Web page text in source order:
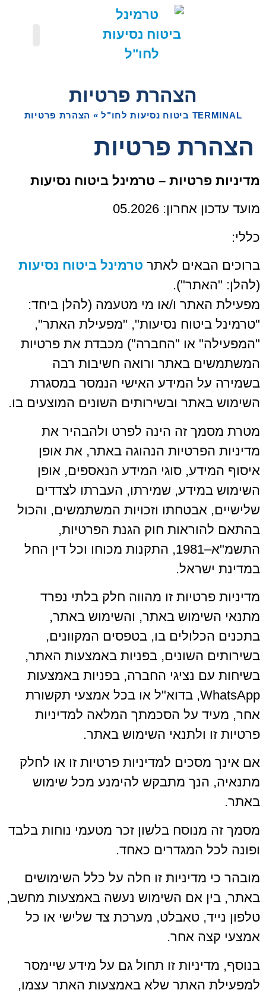
הצהרת פרטיות
TERMINAL ביטוח נסיעות לחו"ל » הצהרת פרטיות
הצהרת פרטיות
מדיניות פרטיות – טרמינל ביטוח נסיעות
מועד עדכון אחרון: 05.2026
כללי:
ברוכים הבאים לאתר טרמינל ביטוח נסיעות
(להלן: "האתר").
מפעילת האתר ו/או מי מטעמה (להלן ביחד:
"טרמינל ביטוח נסיעות", "מפעילת האתר",
"המפעילה" או "החברה") מכבדת את פרטיות
המשתמשים באתר ורואה חשיבות רבה
בשמירה על המידע האישי הנמסר במסגרת
השימוש באתר ובשירותים השונים המוצעים בו.
מטרת מסמך זה הינה לפרט ולהבהיר את
מדיניות הפרטיות הנהוגה באתר, את אופן
איסוף המידע, סוגי המידע הנאספים, אופן
השימוש במידע, שמירתו, העברתו לצדדים
שלישיים, אבטחתו וזכויות המשתמשים, והכול
בהתאם להוראות חוק הגנת הפרטיות,
התשמ"א–1981, התקנות מכוחו וכל דין החל
במדינת ישראל.
מדיניות פרטיות זו מהווה חלק בלתי נפרד
מתנאי השימוש באתר, והשימוש באתר,
בתכנים הכלולים בו, בטפסים המקוונים,
בשירותים השונים, בפניות באמצעות האתר,
בשיחות עם נציגי החברה, בפניות באמצעות
WhatsApp, בדוא"ל או בכל אמצעי תקשורת
אחר, מעיד על הסכמתך המלאה למדיניות
פרטיות זו ולתנאי השימוש באתר.
אם אינך מסכים למדיניות פרטיות זו או לחלק
מתנאיה, הנך מתבקש להימנע מכל שימוש
באתר.
מסמך זה מנוסח בלשון זכר מטעמי נוחות בלבד
ופונה לכל המגדרים כאחד.
מובהר כי מדיניות זו חלה על כלל השימושים
באתר, בין אם השימוש נעשה באמצעות מחשב,
טלפון נייד, טאבלט, מערכת צד שלישי או כל
אמצעי קצה אחר.
בנוסף, מדיניות זו תחול גם על מידע שיימסר
למפעילת האתר שלא באמצעות האתר עצמו,